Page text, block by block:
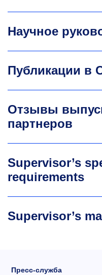
Научное
Публикации в
Отзывы
партнеров
Supervisor’s
requirements
Supervisor’s
Пресс-служба